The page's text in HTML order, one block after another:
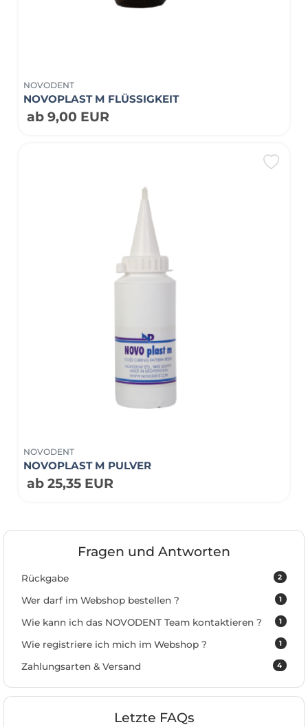
NOVODENT
NOVOPLAST M FLÜSSIGKEIT
ab 9,00 EUR
NOVODENT
NOVOPLAST M PULVER
ab 25,35 EUR
Fragen und Antworten
2
Rückgabe
1
Wer darf im Webshop bestellen ?
1
Wie kann ich das NOVODENT Team kontaktieren ?
1
Wie registriere ich mich im Webshop ?
4
Zahlungsarten & Versand
Letzte FAQs